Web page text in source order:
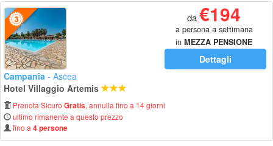
da€194
a persona a settimana
in MEZZA PENSIONE
Dettagli
Campania - Ascea
Hotel Villaggio Artemis
Prenota Sicuro Gratis, annulla fino a 14 giorni
ultimo rimanente a questo prezzo
fino a 4 persone